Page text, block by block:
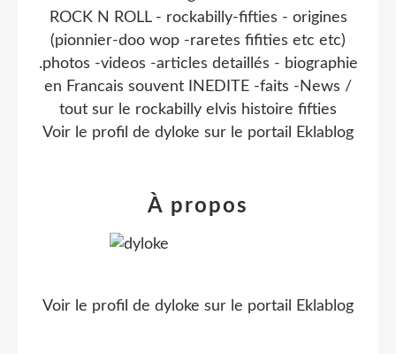
ROCK N ROLL - rockabilly-fifties - origines
(pionnier-doo wop -raretes fifities etc etc)
.photos -videos -articles detaillés - biographie
en Francais souvent INEDITE -faits -News /
tout sur le rockabilly elvis histoire fifties
Voir le profil de dyloke sur le portail Eklablog
À propos
Voir le profil de dyloke sur le portail Eklablog